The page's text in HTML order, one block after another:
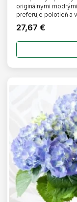
27,67 €
originálnymi
preferuje polotieň a